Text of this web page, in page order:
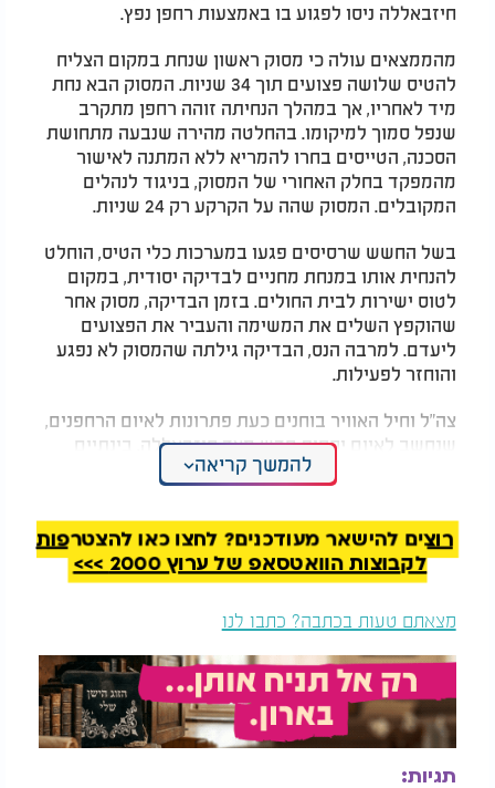
חיזבאללה ניסו לפגוע בו באמצעות רחפן נפץ.
מהממצאים עולה כי מסוק ראשון שנחת במקום הצליח
להטיס שלושה פצועים תוך 34 שניות. המסוק הבא נחת
מיד לאחריו, אך במהלך הנחיתה זוהה רחפן מתקרב
שנפל סמוך למיקומו. בהחלטה מהירה שנבעה מתחושת
הסכנה, הטייסים בחרו להמריא ללא המתנה לאישור
מהמפקד בחלק האחורי של המסוק, בניגוד לנהלים
המקובלים. המסוק שהה על הקרקע רק 24 שניות.
בשל החשש שרסיסים פגעו במערכות כלי הטיס, הוחלט
להנחית אותו במנחת מחניים לבדיקה יסודית, במקום
לטוס ישירות לבית החולים. בזמן הבדיקה, מסוק אחר
שהוקפץ השלים את המשימה והעביר את הפצועים
ליעדם. למרבה הנס, הבדיקה גילתה שהמסוק לא נפגע
והוחזר לפעילות.
צה"ל וחיל האוויר בוחנים כעת פתרונות לאיום הרחפנים,
שנחשב לאיום יחסית חדש מצד חיזבאללה. בינתיים
מתוכננים שינויים טקטיים שיקטינו את הסיכון שמסוקים
יפגעו בעת נחיתה בשטח לבנון.
להמשך קריאה
רוצים להישאר מעודכנים? לחצו כאן להצטרפות
לקבוצות הוואטסאפ של ערוץ 2000 >>>
מצאתם טעות בכתבה? כתבו לנו
תגיות: